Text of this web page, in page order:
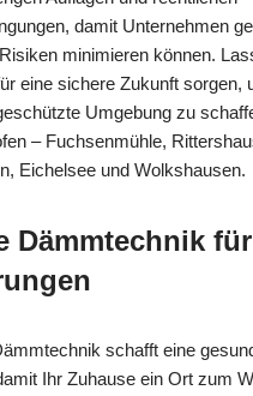
damit Unternehmen
minimieren können.
eine sichere Zukunft sorgen,
Umgebung zu
– Fuchsenmühle,
Eichelsee und Wolkshausen.
Dämmtechnik
schafft eine
Ihr Zuhause ein Ort zum